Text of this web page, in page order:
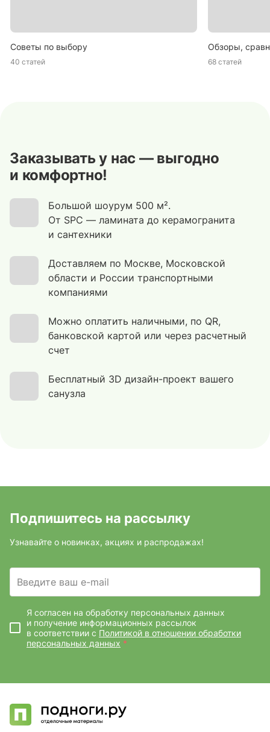
Советы по выбору
40 статей
Обзоры,
68 статей
Заказывать у нас — выгодно
и комфортно!
Большой шоурум 500 м².
От SPC — ламината до керамогранита
и сантехники
Доставляем по Москве, Московской
области и России транспортными
компаниями
Можно оплатить наличными, по QR,
банковской картой или через расчетный
счет
Бесплатный 3D дизайн-проект вашего
санузла
Подпишитесь на рассылку
Узнавайте о новинках, акциях и распродажах!
Введите ваш e-mail
Я согласен на обработку персональных данных
и получение информационных рассылок
в соответствии с Политикой в отношении обработки
персональных данных *